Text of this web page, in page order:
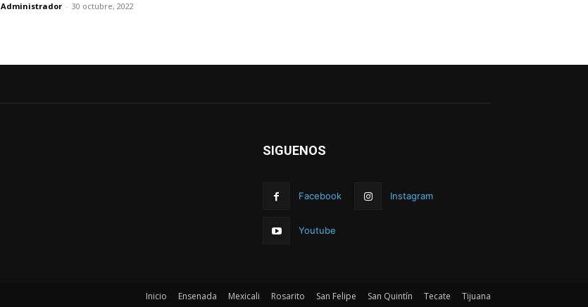
Administrador - 30 octubre, 2022
SIGUENOS
Facebook Instagram
Youtube
Inicio Ensenada Mexicali Rosarito San Felipe San Quintín Tecate Tijuana